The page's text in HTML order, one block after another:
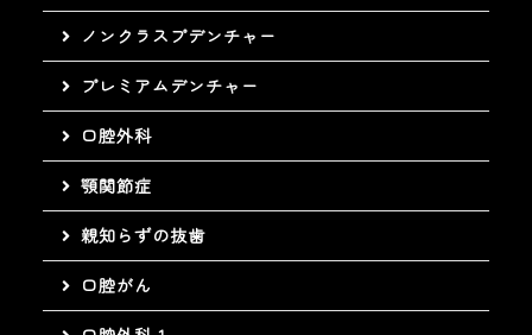
ノンクラスプデンチャー
プレミアムデンチャー
口腔外科
顎関節症
親知らずの抜歯
口腔がん